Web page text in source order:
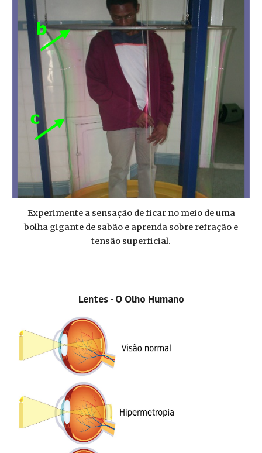
Experimente a sensação de ficar no meio de uma
bolha gigante de sabão e aprenda sobre refração e
tensão superficial.
Lentes - O Olho Humano